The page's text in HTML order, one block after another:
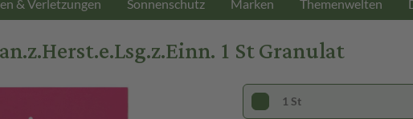
& Verletzungen Sonnenschutz Marken Themenwelten
1 St Granulat
1 St